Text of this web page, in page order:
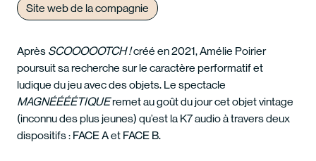
Site web de la compagnie
Après SCOOOOOTCH !créé en 2021, Amélie Poirier
poursuit sa recherche sur le caractère performatif et
ludique du jeu avec des objets. Le spectacle
MAGNÉÉÉÉTIQUEremet au goût du jour cet objet vintage
(inconnu des plus jeunes) qu’est la K7 audio à travers deux
dispositifs : FACE A et FACE B.